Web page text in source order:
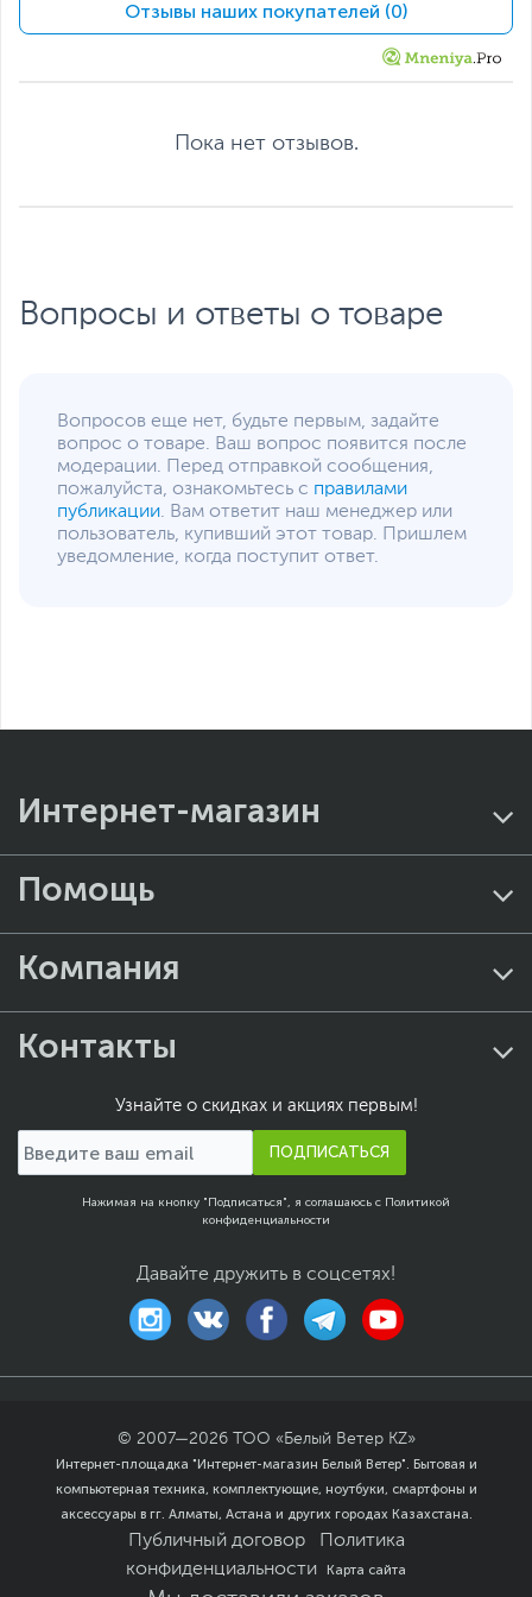
производителем без отражения в каталоге интернет-магазина.
Отзывы наших покупателей (0)
Пока нет отзывов.
Вопросы и ответы о товаре
Вопросов еще нет, будьте первым, задайте
вопрос о товаре. Ваш вопрос появится после
модерации. Перед отправкой сообщения,
пожалуйста, ознакомьтесь с правилами
публикации. Вам ответит наш менеджер или
пользователь, купивший этот товар. Пришлем
уведомление, когда поступит ответ.
Интернет-магазин
Помощь
Компания
Контакты
Узнайте о скидках и акциях первым!
ПОДПИСАТЬСЯ
Нажимая на кнопку "Подписаться", я соглашаюсь с Политикой
конфиденциальности
Давайте дружить в соцсетях!
© 2007—2026
ТОО «Белый Ветер KZ»
Интернет-площадка "Интернет-магазин Белый Ветер". Бытовая и
компьютерная техника, комплектующие, ноутбуки, смартфоны и
аксессуары в гг. Алматы, Астана и других городах Казахстана.
Публичный договор
Политика
конфиденциальности
Карта сайта